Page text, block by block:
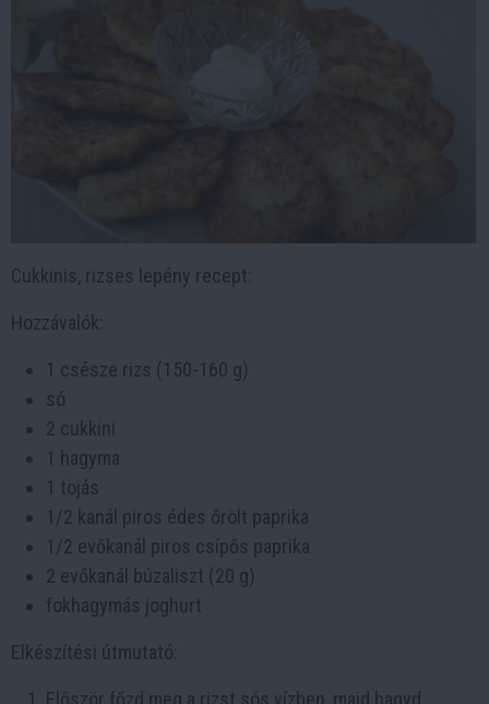
Cukkinis, rizses lepény recept:
Hozzávalók:
1 csésze rizs (150-160 g)
só
2 cukkini
1 hagyma
1 tojás
1/2 kanál piros édes őrölt paprika
1/2 evőkanál piros csípős paprika
2 evőkanál búzaliszt (20 g)
fokhagymás joghurt
Elkészítési útmutató:
Először főzd meg a rizst sós vízben, majd hagyd